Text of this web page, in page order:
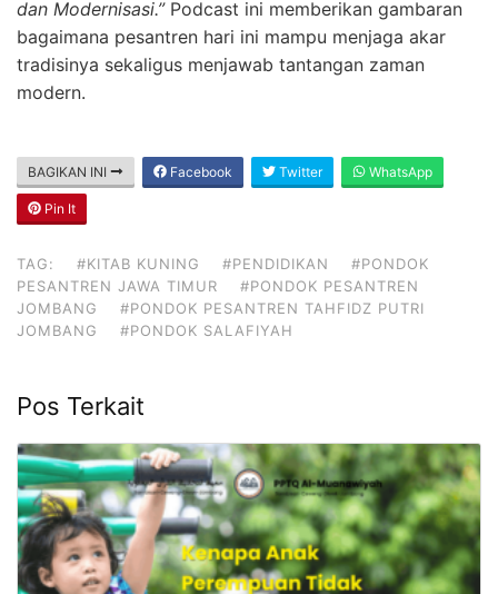
dan Modernisasi.”Podcast ini memberikan gambaran
bagaimana pesantren hari ini mampu menjaga akar
tradisinya sekaligus menjawab tantangan zaman
modern.
BAGIKAN INI Facebook Twitter WhatsApp
Pin It
TAG: #KITAB KUNING #PENDIDIKAN
#PONDOK
PESANTREN JAWA TIMUR
#PONDOK PESANTREN
JOMBANG
#PONDOK PESANTREN TAHFIDZ PUTRI
JOMBANG
#PONDOK SALAFIYAH
Pos Terkait